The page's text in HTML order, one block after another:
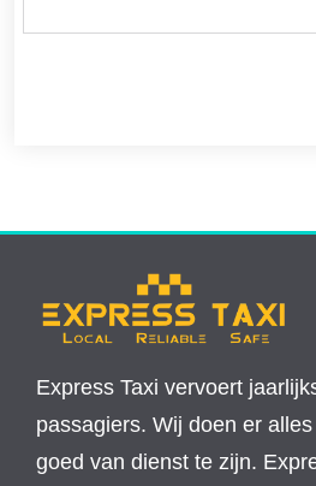
Express Taxi vervoert
passagiers. Wij doen er
goed van dienst te zijn.